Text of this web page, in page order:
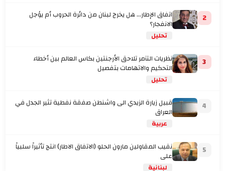
2 اتفاق الإطار... هل يخرج لبنان من دائرة الحروب أم يؤجل
الانفجار؟
تحليل
3 نظريات التآمر تلاحق الأرجنتين بكاس العالم بين أخطاء
التحكيم والاتهامات بتفصيل
تحليل
4 قبيل زيارة الزيدي الى واشنطن صفقة نفطية تثير الجدل في
العراق
عربية
5 نقيب المقاولين مارون الحلو (الاتفاق الاطار) انتج تأثيراً سلبياً
على
لبنانية